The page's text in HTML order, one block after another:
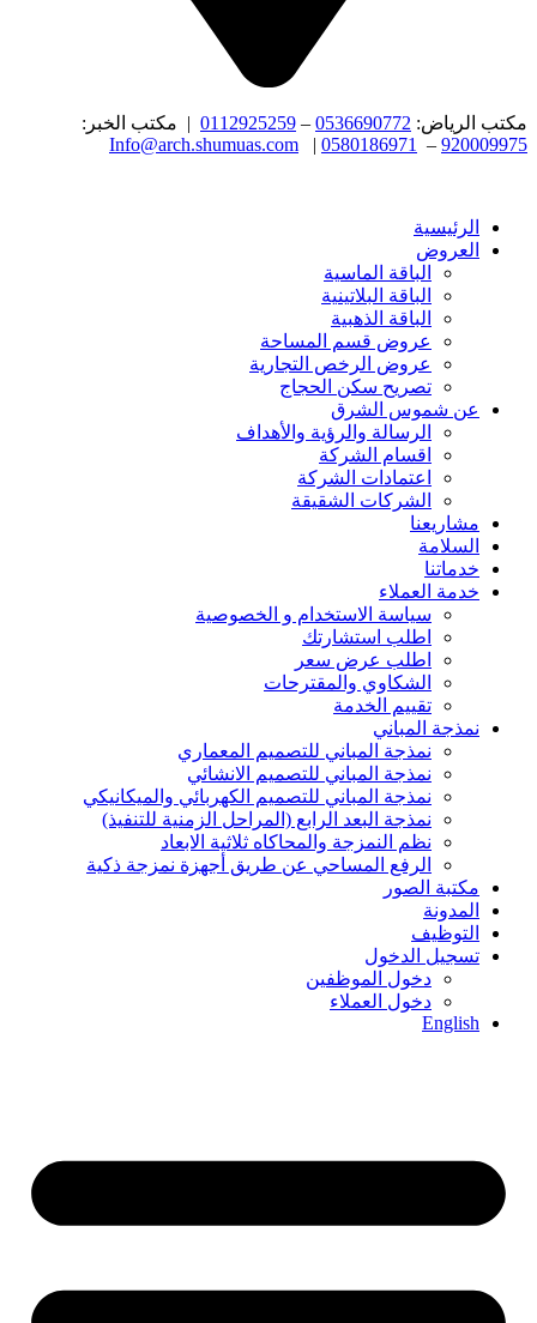
مكتب الرياض: 0536690772
–
0112925259 | مكتب الخبر:
920009975
–
0580186971
|
Info@arch.shumuas.com
الرئيسية
العروض
الباقة الماسية
الباقة البلاتينية
الباقة الذهبية
عروض قسم المساحة
عروض الرخص التجارية
تصريح سكن الحجاج
عن شموس الشرق
الرسالة والرؤية والأهداف
اقسام الشركة
اعتمادات الشركة
الشركات الشقيقة
مشاريعنا
السلامة
خدماتنا
خدمة العملاء
سياسة الاستخدام و الخصوصية
اطلب استشارتك
اطلب عرض سعر
الشكاوي والمقترحات
تقييم الخدمة
نمذجة المباني
نمذجة المباني للتصمیم المعماري
نمذجة المباني للتصمیم الانشائي
نمذجة المباني للتصمیم الكھربائي والمیكانیكي
نمذجة البعد الرابع (المراحل الزمنیة للتنفیذ)
نظم النمزجة والمحاكاه ثلاثیة الابعاد
الرفع المساحي عن طریق أجھزة نمزجة ذكیة
مكتبة الصور
المدونة
التوظيف
تسجيل الدخول
دخول الموظفين
دخول العملاء
English